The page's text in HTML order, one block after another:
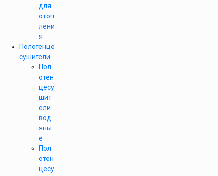
для
отоп
лени
я
Полотенце
сушители
Пол
отен
цесу
шит
ели
вод
яны
е
Пол
отен
цесу